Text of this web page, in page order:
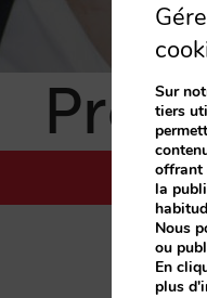
Sur
tiers
offrant
la
Nous
ou
En
plus